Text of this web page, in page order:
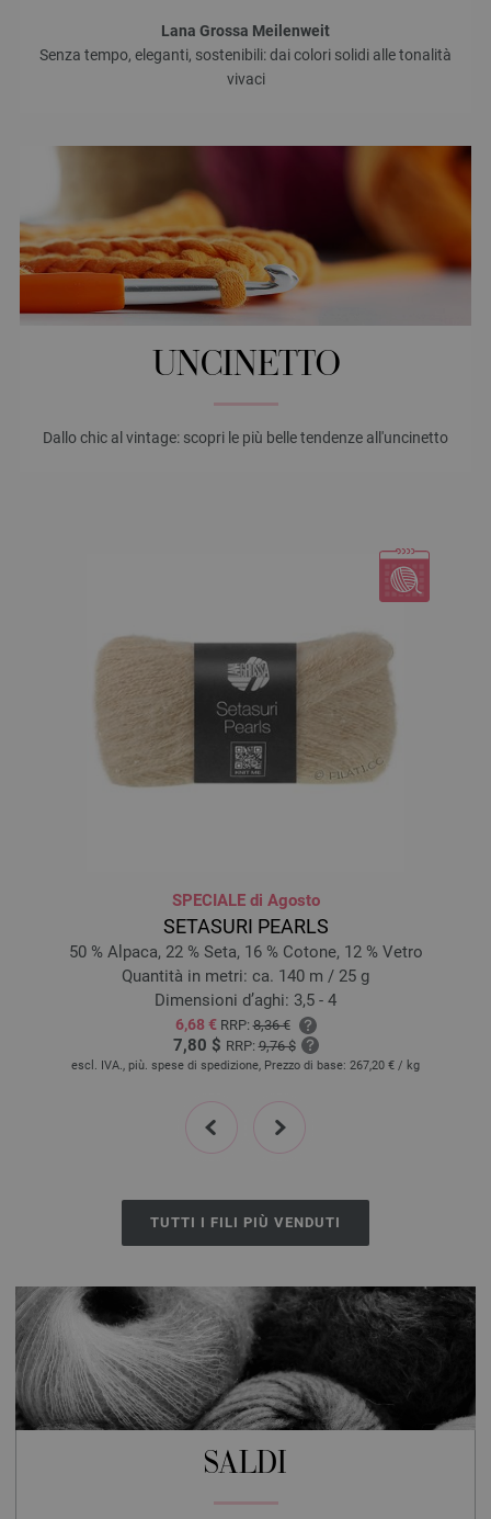
Lana Grossa Meilenweit
Senza tempo, eleganti, sostenibili: dai colori solidi alle tonalità
vivaci
UNCINETTO
Dallo chic al vintage: scopri le più belle tendenze all'uncinetto
SPECIALE di Agosto
SETASURI PEARLS
50 % Alpaca, 22 % Seta, 16 % Cotone, 12 % Vetro
Quantità in metri: ca. 140 m / 25 g
Dimensioni d’aghi: 3,5 - 4
6,68 € RRP:8,36 €
7,80 $ RRP:9,76 $
escl. IVA., più. spese di spedizione, Prezzo di base: 267,20 € / kg
prev next
TUTTI I FILI PIÙ VENDUTI
SALDI